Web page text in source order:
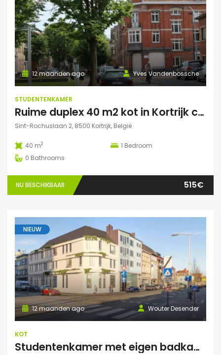
Yves Vandenbossche
12 maanden ago
STUDENTENKAMER
Ruime duplex 40 m2 kot in Kortrijk centraal gelegen.
Sint-Rochuslaan 2, 8500 Kortrijk, België
40 m2 1 Bedroom
0 Bathrooms
NU BESCHIKBAAR 515€
NIEUW
Wouter Desender
12 maanden ago
KOT
Studentenkamer met eigen badkamer